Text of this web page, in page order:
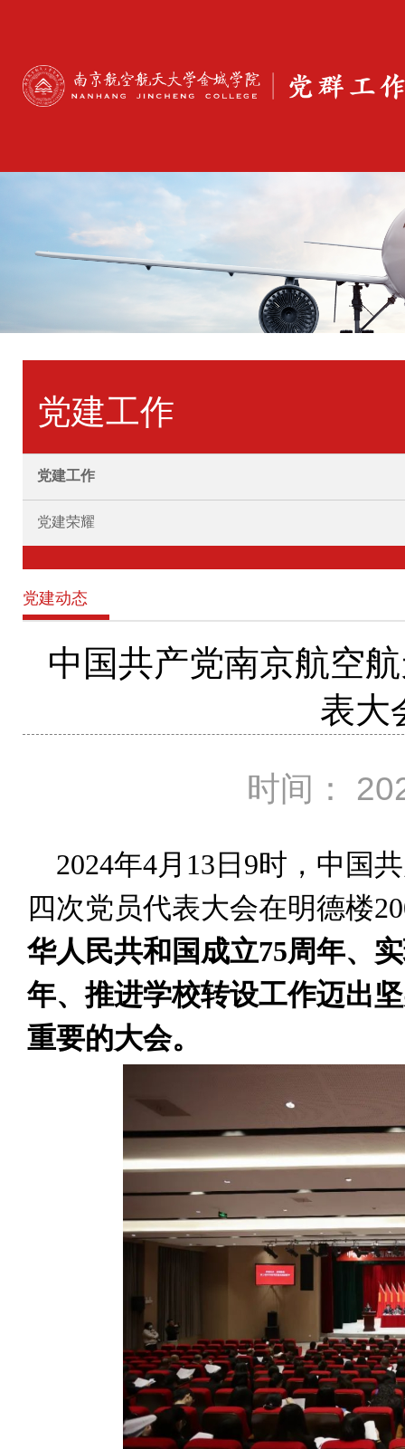
党建工作
党建工作
党建荣耀
党建动态
中国共产党南京航空
表大
时间：
2024年4月13日9时，中国
四次党员代表大会在明德楼
华人民共和国成立75周年、
年、推进学校转设工作迈出
重要的大会。